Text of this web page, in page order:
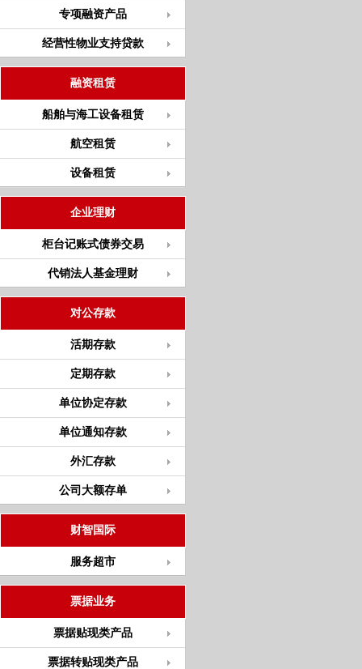
专项融资产品
经营性物业支持贷款
融资租赁
船舶与海工设备租赁
航空租赁
设备租赁
企业理财
柜台记账式债券交易
代销法人基金理财
对公存款
活期存款
定期存款
单位协定存款
单位通知存款
外汇存款
公司大额存单
财智国际
服务超市
票据业务
票据贴现类产品
票据转贴现类产品